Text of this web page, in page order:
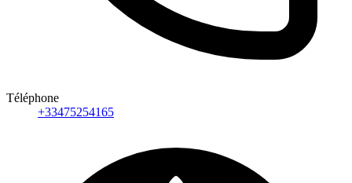
Téléphone
+33475254165